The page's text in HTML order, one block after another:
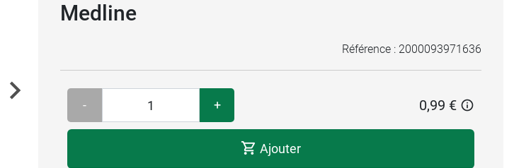
Medline
Référence : 2000093971636
- + 0,99 €
Ajouter